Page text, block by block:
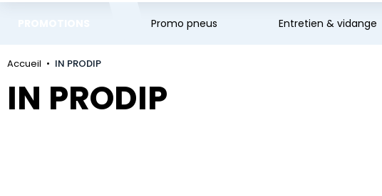
Promo pneus Entretien & vidange
Accueil IN PRODIP
IN PRODIP